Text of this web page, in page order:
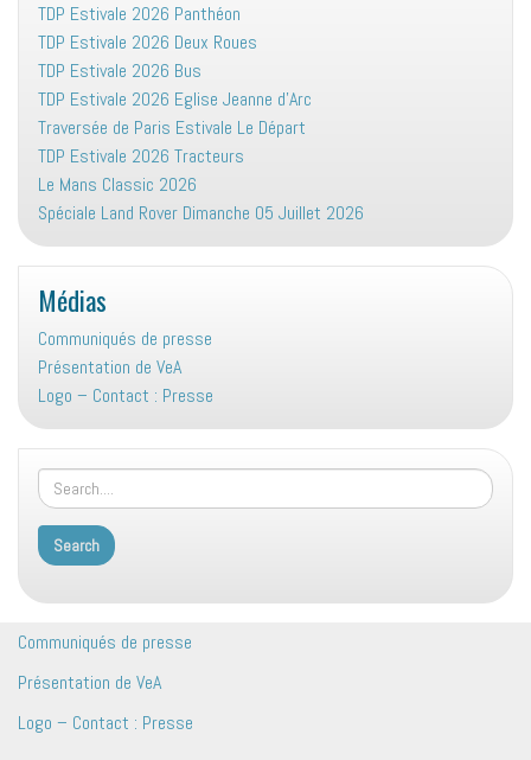
TDP Estivale 2026 Panthéon
TDP Estivale 2026 Deux Roues
TDP Estivale 2026 Bus
TDP Estivale 2026 Eglise Jeanne d’Arc
Traversée de Paris Estivale Le Départ
TDP Estivale 2026 Tracteurs
Le Mans Classic 2026
Spéciale Land Rover Dimanche 05 Juillet 2026
Médias
Communiqués de presse
Présentation de VeA
Logo – Contact : Presse
Communiqués de presse
Présentation de VeA
Logo – Contact : Presse